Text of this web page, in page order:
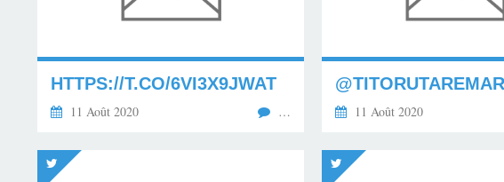
HTTPS://T.CO/6VI3X9JWAT
11 Août 2020 … 11 Août 2020